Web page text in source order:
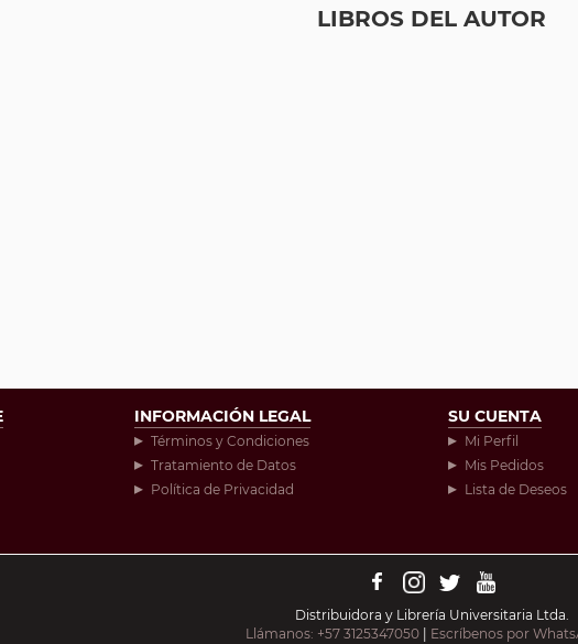
LIBROS DEL AUTOR
INFORMACIÓN LEGAL
Términos y Condiciones
Tratamiento de Datos
Política de Privacidad
SU CUENTA
Mi Perfil
Mis Pedidos
Lista de Deseos
Distribuidora y Librería Universitaria Ltda.
Llámanos: +57 3125347050
Escríbenos por